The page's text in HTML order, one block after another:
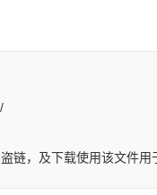
链，及下载使用该文件用